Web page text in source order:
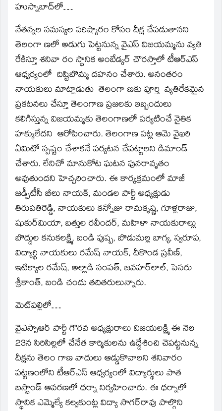
హుస్నాబాద్‌లో…
నేతన్నల సమస్యల పరిష్కారం కోసం దీక్ష చేపడుతానని
తెలంగా ణలో అడుగు పెట్టనున్న వైఎస్‌ విజయమ్మను వ్యతి
రేకిస్తూ శనివా రం స్థానిక అంబేడ్కర్‌ చౌరస్తాలో టీఆర్‌ఎస్‌
ఆధ్వర్యంలో దిష్టిబొమ్మ దహనం చేశారు. అనంతరం
నాయకులు మాట్లాడుతు తెలంగా ణకు పూర్తి వ్యతిరేకమైన
ప్రకటనలు చేస్తూ తెలంగాణ ప్రజలకు ఇబ్బందులు
కలిగిస్తున్న విజయమ్మకు తెలంగాణలో పర్యటించే నైతిక
హక్కులేదని ఆరోపించారు. తెలంగాణ పట్ల ఆమె వైఖరి
ఏమిటో స్పష్టం చేశాకనే పర్యటన చేపట్టాలని డిమాండ్‌
చేశారు. లేనిచో మానుకోట ఘటన పునరావృతం
అవుతుందని హెచ్చరించారు. ఈ కార్యక్రమంలో మాజీ
జడ్పీటీసీ బీలు నాయక్‌, మండల పార్టీ అధ్యక్షుడు
తిరుపతిరెడ్డి, నాయకులు కన్నోజు రామకృష్ణ, గూళ్లరాజు,
షుకుర్‌మియా, బత్తుల రవీందర్‌, మహిళా నాయకురాల్లు
బొద్దుల కనుకలక్ష్మి, బండి పుష్ప, బొడుమల్ల బాగ్య, స్వరూప,
విద్యార్థి నాయకులు రమేష్‌ నాయక్‌, దీకొండ ప్రవీణ్‌,
ఇటిక్యాల రమేష్‌, అల్లాడి సంపత్‌, జవహర్‌లాల్‌, పెసరు
శ్రీకాంత్‌, బండి చందు తదితరులున్నారు.
మెట్‌పల్లిలో…
వైఎస్సాఆర్‌ పార్టీ గౌరవ అధ్యక్షురాలు విజయలక్ష్మి ఈ నెల
23న సిరిసిల్లలో చేనేత కార్మికులను ఉద్దేశించి చెపట్టనున్న
దీక్షను తెలం గాణ వాదులు ఆడ్డుకొవాలని శనివారం
పట్టణంలోని టీఆర్‌ఎస్‌ ఆధ్వర్యంలో విద్యార్థులు పాత
బస్టాండ్‌ ఆవరణలో ధర్నా నిర్వహించారు. ఈ ధర్నాలో
స్థానిక ఎమ్మెల్యే కల్వకుంట్ల విద్యా సాగర్‌రావు పాల్గొని